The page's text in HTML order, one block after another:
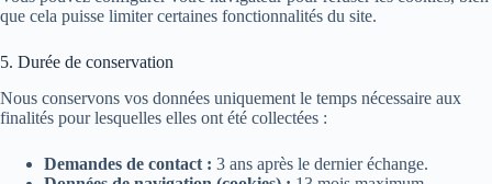
que cela puisse limiter certaines fonctionnalités du site.
5. Durée de conservation
Nous conservons vos données uniquement le temps nécessaire aux
finalités pour lesquelles elles ont été collectées :
Demandes de contact : 3 ans après le dernier échange.